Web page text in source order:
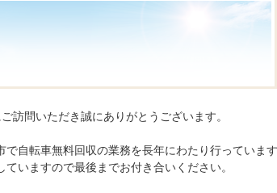
訪問いただき誠にありがとうございます。
自転車無料回収の業務を長年にわたり行っています
いますので最後までお付き合いください。